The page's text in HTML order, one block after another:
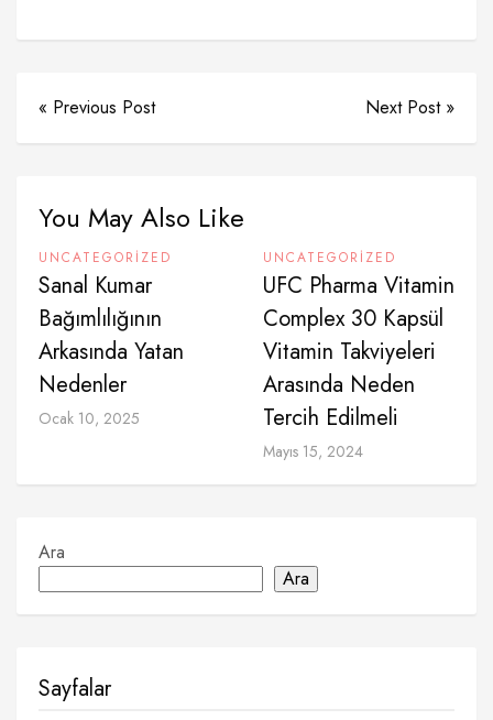
« Previous Post Next Post »
You May Also Like
UNCATEGORIZED
Sanal Kumar
Bağımlılığının
Arkasında Yatan
Nedenler
Ocak 10, 2025
UNCATEGORIZED
UFC Pharma Vitamin
Complex 30 Kapsül
Vitamin Takviyeleri
Arasında Neden
Tercih Edilmeli
Mayıs 15, 2024
Ara
Ara
Sayfalar